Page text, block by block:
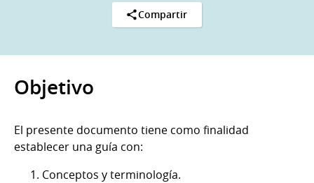
Compartir
Objetivo
El presente documento tiene como finalidad
establecer una guía con:
Conceptos y terminología.